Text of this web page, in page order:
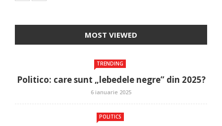
MOST VIEWED
TRENDING
Politico: care sunt „lebedele negre” din 2025?
6 ianuarie 2025
POLITICS